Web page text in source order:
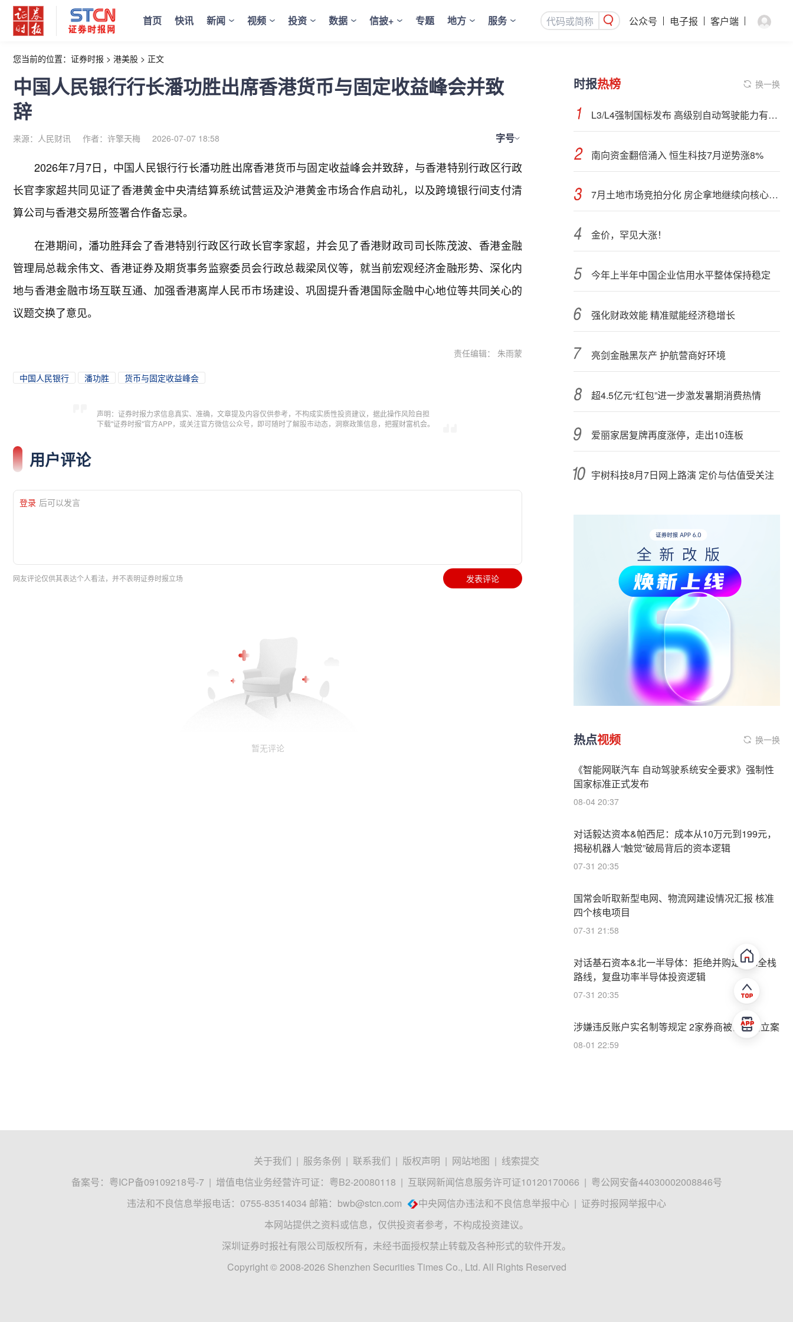
首页 快讯 新闻 视频 投资 数据 信披+ 专题 地方 服务 公众号 电子报 客户端
您当前的位置： 证券时报 > 港美股 > 正文
中国人民银行行长潘功胜出席香港货币与固定收益峰会并致
辞
来源：人民财讯 作者：许擎天梅 2026-07-07 18:58 字号
2026年7月7日，中国人民银行行长潘功胜出席香港货币与固定收益峰会并致辞，与香港特别行政区行政
长官李家超共同见证了香港黄金中央清结算系统试营运及沪港黄金市场合作启动礼，以及跨境银行间支付清
算公司与香港交易所签署合作备忘录。
在港期间，潘功胜拜会了香港特别行政区行政长官李家超，并会见了香港财政司司长陈茂波、香港金融
管理局总裁余伟文、香港证券及期货事务监察委员会行政总裁梁凤仪等，就当前宏观经济金融形势、深化内
地与香港金融市场互联互通、加强香港离岸人民币市场建设、巩固提升香港国际金融中心地位等共同关心的
议题交换了意见。
责任编辑： 朱雨蒙
中国人民银行 潘功胜 货币与固定收益峰会
声明：证券时报力求信息真实、准确，文章提及内容仅供参考，不构成实质性投资建议，据此操作风险自担
下载"证券时报"官方APP，或关注官方微信公众号，即可随时了解股市动态，洞察政策信息，把握财富机会。
用户评论
登录 后可以发言
网友评论仅供其表达个人看法，并不表明证券时报立场 发表评论
暂无评论
时报热榜 换一换
L3/L4强制国标发布 高级别自动驾驶能力有望看齐“老司机”
南向资金翻倍涌入 恒生科技7月逆势涨8%
7月土地市场竞拍分化 房企拿地继续向核心城市聚集
金价，罕见大涨！
今年上半年中国企业信用水平整体保持稳定
强化财政效能 精准赋能经济稳增长
亮剑金融黑灰产 护航营商好环境
超4.5亿元“红包”进一步激发暑期消费热情
爱丽家居复牌再度涨停，走出10连板
宇树科技8月7日网上路演 定价与估值受关注
热点视频 换一换
《智能网联汽车 自动驾驶系统安全要求》强制性
国家标准正式发布
08-04 20:37
对话毅达资本&帕西尼：成本从10万元到199元，
揭秘机器人“触觉”破局背后的资本逻辑
07-31 20:35
国常会听取新型电网、物流网建设情况汇报 核准
四个核电项目
07-31 21:58
对话基石资本&北一半导体：拒绝并购走IDM全栈
路线，复盘功率半导体投资逻辑
07-31 20:35
涉嫌违反账户实名制等规定 2家券商被证监会立案
08-01 22:59
关于我们 | 服务条例 | 联系我们 | 版权声明 | 网站地图 | 线索提交
备案号： 粤ICP备09109218号-7 | 增值电信业务经营许可证：粤B2-20080118 | 互联网新闻信息服务许可证10120170066 | 粤公网安备44030002008846号
违法和不良信息举报电话：0755-83514034 邮箱： bwb@stcn.com 中央网信办违法和不良信息举报中心 | 证券时报网举报中心
本网站提供之资料或信息，仅供投资者参考，不构成投资建议。
深圳证券时报社有限公司版权所有，未经书面授权禁止转载及各种形式的软件开发。
Copyright © 2008-2026 Shenzhen Securities Times Co., Ltd. All Rights Reserved